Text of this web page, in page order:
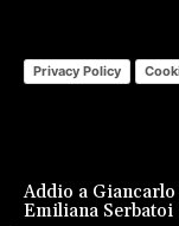
Privacy Policy
Addio a
Emiliana Serbatoi